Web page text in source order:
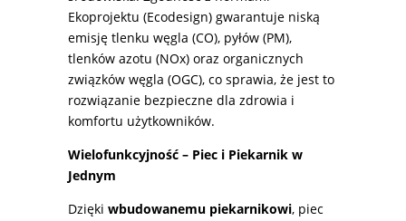
Ekoprojektu (Ecodesign) gwarantuje niską
emisję tlenku węgla (CO), pyłów (PM),
tlenków azotu (NOx) oraz organicznych
związków węgla (OGC), co sprawia, że jest to
rozwiązanie bezpieczne dla zdrowia i
komfortu użytkowników.
Wielofunkcyjność – Piec i Piekarnik w
Jednym
Dzięki wbudowanemu piekarnikowi, piec